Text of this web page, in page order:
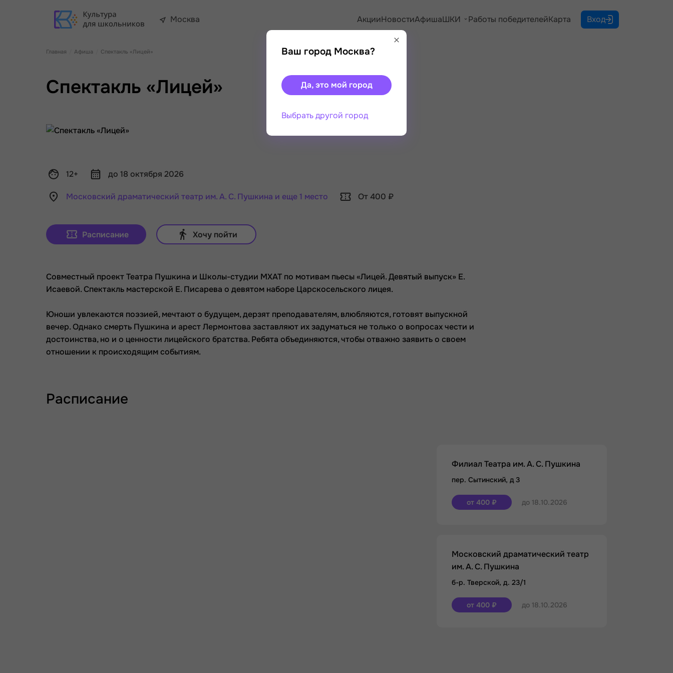
Москва АкцииНовостиАфишаШКИ Работы победителейКарта Вход
Главная Афиша Спектакль «Лицей»
Спектакль «Лицей»
12+ до 18 октября 2026
Московский драматический театр им. А. С. Пушкина и еще1 место От 400 ₽
Расписание Хочу пойти
Совместный проект Театра Пушкина и Школы-студии МХАТ по мотивам пьесы «Лицей. Девятый выпуск» Е.
Исаевой. Спектакль мастерской Е. Писарева о девятом наборе Царскосельского лицея.
Юноши увлекаются поэзией, мечтают о будущем, дерзят преподавателям, влюбляются, готовят выпускной
вечер. Однако смерть Пушкина и арест Лермонтова заставляют их задуматься не только о вопросах чести и
достоинства, но и о ценности лицейского братства. Ребята объединяются, чтобы отважно заявить о своем
отношении к происходящим событиям.
Расписание
Филиал Театра им. А. С. Пушкина
пер. Сытинский, д 3
от 400 ₽ до 18.10.2026
Московский драматический театр
им. А. С. Пушкина
б-р. Тверской, д. 23/1
от 400 ₽ до 18.10.2026
Ваш город Москва?
Да, это мой город
Выбрать другой город